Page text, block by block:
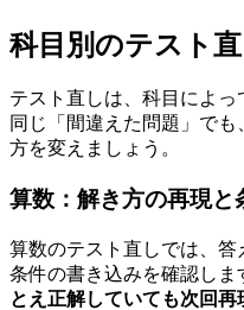
科目別のテスト
テスト直しは、科目によっ
同じ「間違えた問題」で
方を変えましょう。
算数：解き方の再現と
算数のテスト直しでは、答
条件の書き込みを確認しま
とえ正解していても次回